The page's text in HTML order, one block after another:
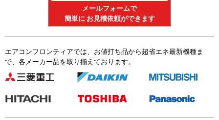
メールフォームで
簡単に お見積依頼ができます
エアコンフロンティアでは、お値打ち品から超省エネ最新機種ま
で、各メーカー品を取り揃えております。